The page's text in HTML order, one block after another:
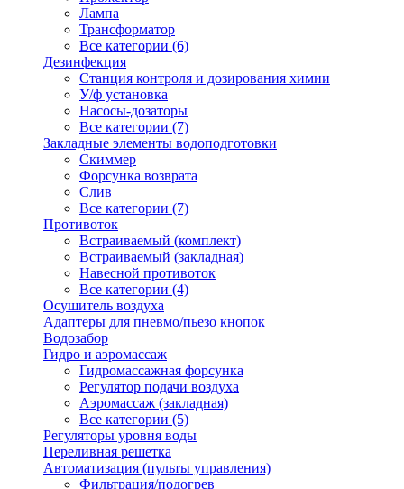
Лампа
Трансформатор
Все категории (6)
Дезинфекция
Станция контроля и дозирования химии
У/ф установка
Насосы-дозаторы
Все категории (7)
Закладные элементы водоподготовки
Скиммер
Форсунка возврата
Слив
Все категории (7)
Противоток
Встраиваемый (комплект)
Встраиваемый (закладная)
Навесной противоток
Все категории (4)
Осушитель воздуха
Адаптеры для пневмо/пьезо кнопок
Водозабор
Гидро и аэромассаж
Гидромассажная форсунка
Регулятор подачи воздуха
Аэромассаж (закладная)
Все категории (5)
Регуляторы уровня воды
Переливная решетка
Автоматизация (пульты управления)
Фильтрация/подогрев